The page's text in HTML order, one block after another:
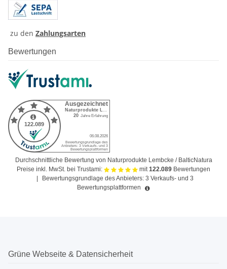
zu den Zahlungsarten
Bewertungen
Durchschnittliche Bewertung von Naturprodukte Lembcke / BalticNatura
Preise inkl. MwSt. bei Trustami:
mit122.089 Bewertungen
Bewertungsgrundlage des Anbieters: 3 Verkaufs- und 3
Bewertungsplattformen
Grüne Webseite & Datensicherheit